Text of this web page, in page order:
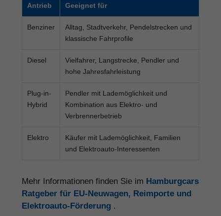
Antrieb Geeignet für
Benziner
Alltag, Stadtverkehr, Pendelstrecken und
klassische Fahrprofile
Diesel
Vielfahrer, Langstrecke, Pendler und
hohe Jahresfahrleistung
Plug-in-
Hybrid
Pendler mit Lademöglichkeit und
Kombination aus Elektro- und
Verbrennerbetrieb
Elektro
Käufer mit Lademöglichkeit, Familien
und Elektroauto-Interessenten
Mehr Informationen finden Sie im Hamburgcars
Ratgeber für EU-Neuwagen, Reimporte und
Elektroauto-Förderung .